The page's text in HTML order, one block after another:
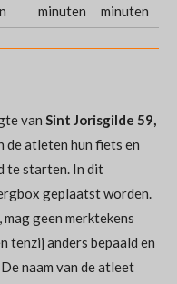
minuten
minuten
van Sint Jorisgilde 59,
de atleten hun fiets en
te starten. In dit
geplaatst worden.
geen merktekens
tenzij anders bepaald en
naam van de atleet